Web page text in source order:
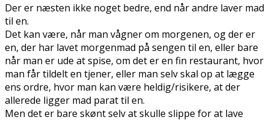
Der er næsten ikke noget bedre, end når andre laver mad
til en.
Det kan være, når man vågner om morgenen, og der er
en, der har lavet morgenmad på sengen til en, eller bare
når man er ude at spise, om det er en fin restaurant, hvor
man får tildelt en tjener, eller man selv skal op at lægge
ens ordre, hvor man kan være heldig/risikere, at der
allerede ligger mad parat til en.
Men det er bare skønt selv at skulle slippe for at lave